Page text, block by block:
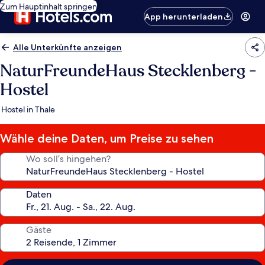
Zum Hauptinhalt springen
App herunterladen
Alle Unterkünfte anzeigen
NaturFreundeHaus Stecklenberg -
Hostel
Hostel in Thale
Wähle deine Daten, um Preise zu sehen
Wo soll’s hingehen?
Daten
Gäste